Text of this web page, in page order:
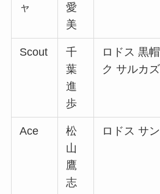
ャ
愛
美
Scout
千
葉
進
歩
ロドス 黒
ク サルカ
Ace
松
山
鷹
志
ロドス サ